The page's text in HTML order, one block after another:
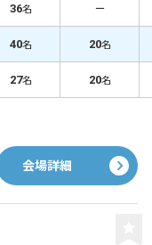
36名 －
40名 20名
27名 20名
会場詳細